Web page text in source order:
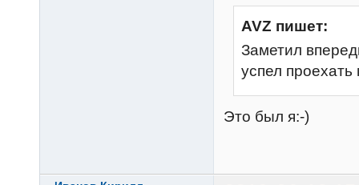
AVZ пишет:
Заметил
успел
Это был я:-)